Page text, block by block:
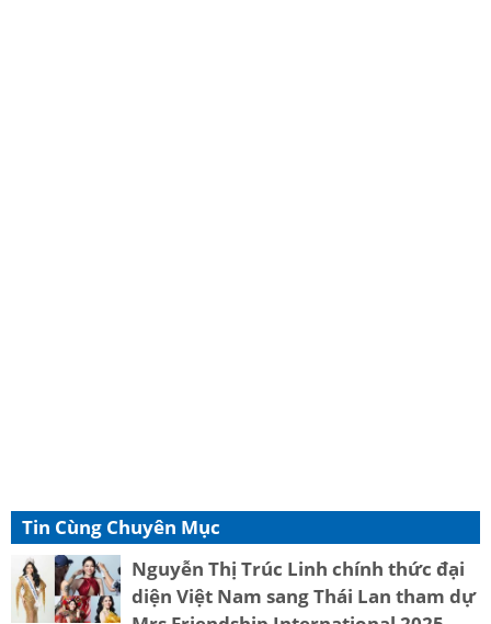
Tin Cùng Chuyên Mục
Nguyễn Thị Trúc Linh chính thức đại
diện Việt Nam sang Thái Lan tham dự